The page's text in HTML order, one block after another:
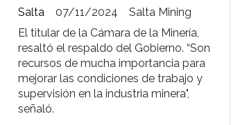
Salta Mining
Salta
07/11/2024
El titular de la Cámara de la Minería,
resaltó el respaldo del Gobierno. “Son
recursos de mucha importancia para
mejorar las condiciones de trabajo y
supervisión en la industria minera",
señaló.